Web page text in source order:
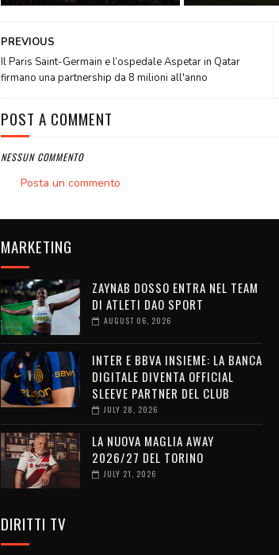
PREVIOUS
Il Paris Saint-Germain e l’ospedale Aspetar in Qatar
firmano una partnership da 8 milioni all'anno
POST A COMMENT
NESSUN COMMENTO
Posta un commento
MARKETING
ZAYNAB DOSSO ENTRA NEL TEAM
DI ATLETI DAO SPORT
AUGUST 06, 2026
INTER E BBVA INSIEME: LA BANCA
DIGITALE DIVENTA OFFICIAL
SLEEVE PARTNER DEL CLUB
JULY 28, 2026
LA NUOVA MAGLIA AWAY
2026/27 DEL TORINO
JULY 21, 2026
DIRITTI TV